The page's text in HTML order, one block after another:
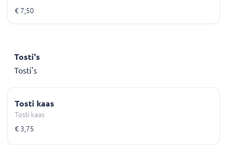
€ 7,50
Tosti's
Tosti's
Tosti kaas
Tosti kaas
€ 3,75